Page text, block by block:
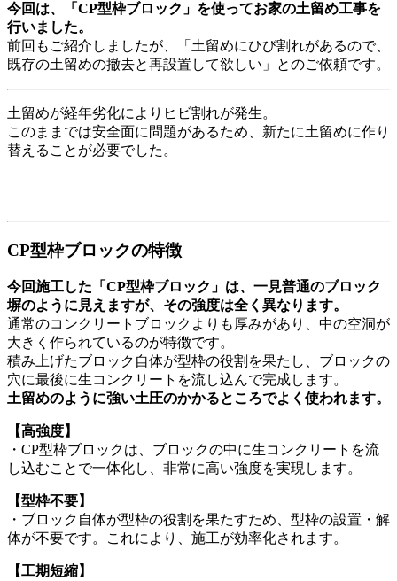
今回は、「CP型枠ブロック」を使ってお家の土留め工事を
行いました。
前回もご紹介しましたが、「土留めにひび割れがあるので、
既存の土留めの撤去と再設置して欲しい」とのご依頼です。
土留めが経年劣化によりヒビ割れが発生。
このままでは安全面に問題があるため、新たに土留めに作り
替えることが必要でした。
CP型枠ブロックの特徴
今回施工した「CP型枠ブロック」は、一見普通のブロック
塀のように見えますが、その強度は全く異なります。
通常のコンクリートブロックよりも厚みがあり、中の空洞が
大きく作られているのが特徴です。
積み上げたブロック自体が型枠の役割を果たし、ブロックの
穴に最後に生コンクリートを流し込んで完成します。
土留めのように強い土圧のかかるところでよく使われます。
【高強度】
・CP型枠ブロックは、ブロックの中に生コンクリートを流
し込むことで一体化し、非常に高い強度を実現します。
【型枠不要】
・ブロック自体が型枠の役割を果たすため、型枠の設置・解
体が不要です。これにより、施工が効率化されます。
【工期短縮】